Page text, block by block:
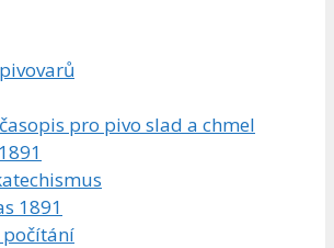
pro pivo slad a chmel
1891
počítání